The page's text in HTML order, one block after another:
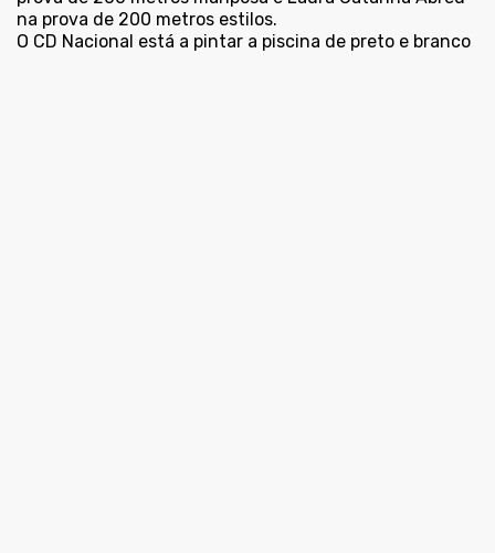
na prova de 200 metros estilos.
O CD Nacional está a pintar a piscina de preto e branco